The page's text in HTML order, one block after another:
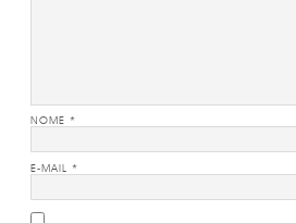
NOME *
E-MAIL *